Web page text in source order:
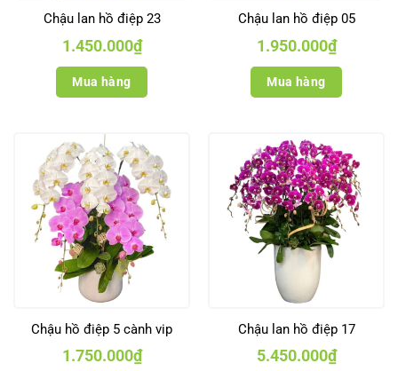
Chậu lan hồ điệp 23
1.450.000₫
Mua hàng
Chậu lan hồ điệp 05
1.950.000₫
Mua hàng
Chậu hồ điệp 5 cành vip
1.750.000₫
Chậu lan hồ điệp 17
5.450.000₫